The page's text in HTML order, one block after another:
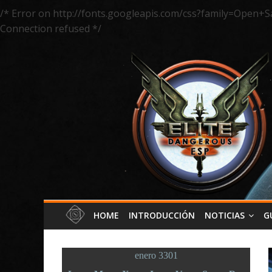
/* Error on http://fonts.googleapis.com/
Connection refused */
HOME INTRODUCCIÓN NOTICIAS
enero 3301